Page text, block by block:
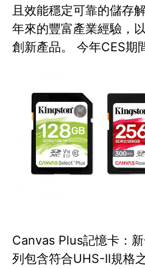
且效能穩定可靠的儲存
年來的豐富產業經驗，
創新產品。 今年CES期
Canvas Plus記憶卡：
列包含符合UHS-II規格